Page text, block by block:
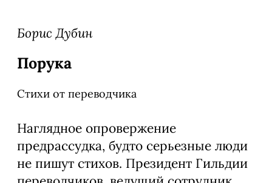
Борис Дубин
Порука
Стихи от переводчика
Наглядное опровержение
предрассудка, будто серьезные люди
не пишут стихов. Президент Гильдии